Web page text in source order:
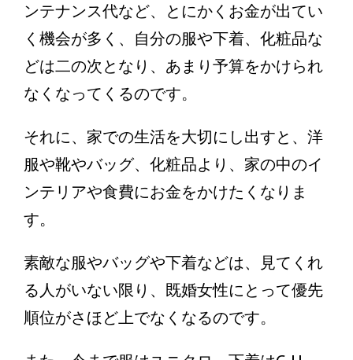
ンテナンス代など、とにかくお金が出てい
く機会が多く、自分の服や下着、化粧品な
どは二の次となり、あまり予算をかけられ
なくなってくるのです。
それに、家での生活を大切にし出すと、洋
服や靴やバッグ、化粧品より、家の中のイ
ンテリアや食費にお金をかけたくなりま
す。
素敵な服やバッグや下着などは、見てくれ
る人がいない限り、既婚女性にとって優先
順位がさほど上でなくなるのです。